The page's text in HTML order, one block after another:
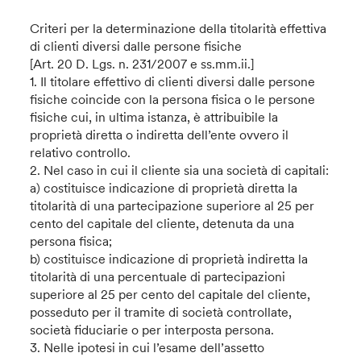
Criteri per la determinazione della titolarità effettiva
di clienti diversi dalle persone fisiche
[Art. 20 D. Lgs. n. 231/2007 e ss.mm.ii.]
1. Il titolare effettivo di clienti diversi dalle persone
fisiche coincide con la persona fisica o le persone
fisiche cui, in ultima istanza, è attribuibile la
proprietà diretta o indiretta dell’ente ovvero il
relativo controllo.
2. Nel caso in cui il cliente sia una società di capitali:
a) costituisce indicazione di proprietà diretta la
titolarità di una partecipazione superiore al 25 per
cento del capitale del cliente, detenuta da una
persona fisica;
b) costituisce indicazione di proprietà indiretta la
titolarità di una percentuale di partecipazioni
superiore al 25 per cento del capitale del cliente,
posseduto per il tramite di società controllate,
società fiduciarie o per interposta persona.
3. Nelle ipotesi in cui l’esame dell’assetto